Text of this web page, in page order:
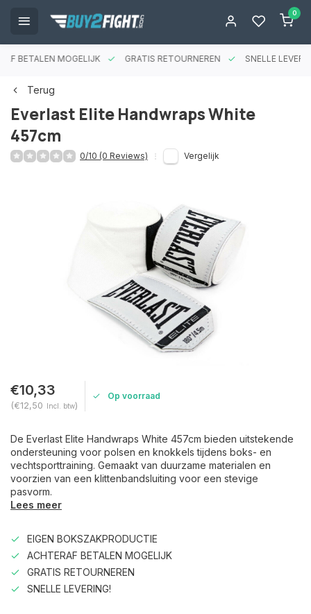
0
BETALEN MOGELIJK GRATIS RETOURNEREN SNELLE
Terug
Everlast Elite Handwraps White
457cm
0/10 (0 Reviews) Vergelijk
€10,33
(€12,50 Incl. btw)
Op voorraad
De Everlast Elite Handwraps White 457cm bieden uitstekende
ondersteuning voor polsen en knokkels tijdens boks- en
vechtsporttraining. Gemaakt van duurzame materialen en
voorzien van een klittenbandsluiting voor een stevige
pasvorm.
Lees meer
EIGEN BOKSZAKPRODUCTIE
ACHTERAF BETALEN MOGELIJK
GRATIS RETOURNEREN
SNELLE LEVERING!